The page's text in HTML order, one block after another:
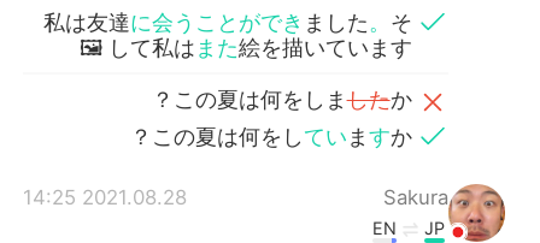
私は友達に会うことができ ました。 そ
して私はまた絵を描いています 🖼
この夏は何をしましたか？
この夏は何をしていますか？
Sakura
2021.08.28 14:25
JP
EN